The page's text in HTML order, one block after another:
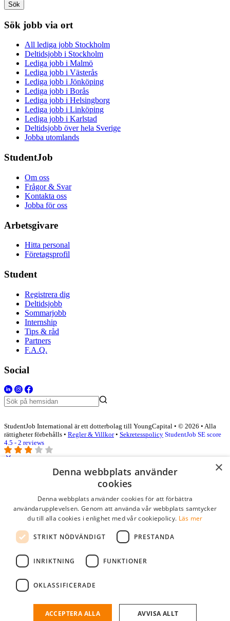
Sök
Sök jobb via ort
All lediga jobb Stockholm
Deltidsjobb i Stockholm
Lediga jobb i Malmö
Lediga jobb i Västerås
Lediga jobb i Jönköping
Lediga jobb i Borås
Lediga jobb i Helsingborg
Lediga jobb i Linköping
Lediga jobb i Karlstad
Deltidsjobb över hela Sverige
Jobba utomlands
StudentJob
Om oss
Frågor & Svar
Kontakta oss
Jobba för oss
Arbetsgivare
Hitta personal
Företagsprofil
Student
Registrera dig
Deltidsjobb
Sommarjobb
Internship
Tips & råd
Partners
F.A.Q.
Social
StudentJob International är ett dotterbolag till YoungCapital • © 2026 • Alla
rättigheter förbehålls • Regler & Villkor• Sekretesspolicy StudentJob SE score
4.5 - 2 reviews
Logga in som företag
Lösenord
kom ihåg mig
logga in
Kostnadsfri företagsprofil
och söka efter passande kandidater till ditt företag.
×
Denna webbplats använder
cookies
Denna webbplats använder cookies för att förbättra
användarupplevelsen. Genom att använda vår webbplats samtycker
du till alla cookies i enlighet med vår cookiepolicy. Läs mer
STRIKT NÖDVÄNDIGT PRESTANDA
INRIKTNING FUNKTIONER
OKLASSIFICERADE
ACCEPTERA ALLA AVVISA ALLT